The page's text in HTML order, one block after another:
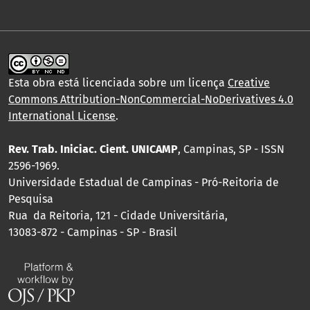
Esta obra está licenciada sobre um licença Creative
Commons Attribution-NonCommercial-NoDerivatives 4.0
International License.
Rev. Trab. Iniciac. Cient. UNICAMP, Campinas, SP - ISSN
2596-1969.
Universidade Estadual de Campinas - Pró-Reitoria de
Pesquisa
Rua da Reitoria, 121 - Cidade Universitária,
13083-872 - Campinas - SP - Brasil